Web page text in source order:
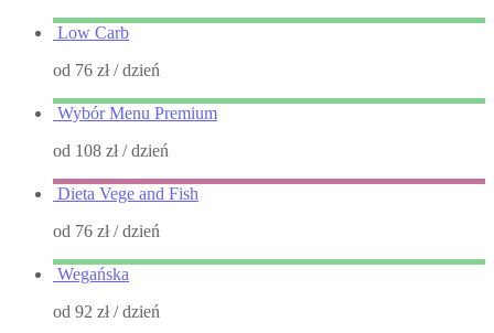
Low Carb
od 76 zł/ dzień
Wybór Menu Premium
od 108 zł/ dzień
Dieta Vege and Fish
od 76 zł/ dzień
Wegańska
od 92 zł/ dzień